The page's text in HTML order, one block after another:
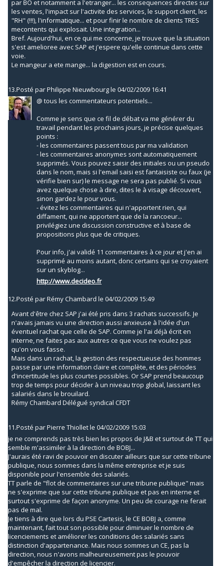
par BO et notamment a l'etranger... les consequences directes sur
les ventes, l'impact sur l'activite des services, le support client, les
"RH" (!!!), l'informatique... et pour finir le nombre de clients TRES
mecontents qui explosait. Une integration...
Bref. Aujourd'hui, en ce qui me concerne, je trouve que la situation
s'est amelioree avec SAP et j'espere qu'elle continue dans cette
voie.
Le mangeur a ete mange... la digestion est en cours.
13.Posté parPhilippe Nieuwbourgle 04/02/2009 16:41
@ tous les commentateurs potentiels...
Comme je sens que ce fil de débat va me générer du
travail pendant les prochains jours, je précise quelques
points :
- les commentaires passent tous par ma validation
- les commentaires anonymes sont automatiquement
supprimés. Vous pouvez saisir des initiales ou un pseudo
dans le nom, mais si l'email saisi est fantaisiste ou faux (je
vérifie bien sur) le message ne sera pas publié. Si vous
avez quelque chose à dire, dites le à visage découvert,
sinon gardez le pour vous.
- évitez les commentaires qui n'apportent rien, qui
diffament, qui ne apportent que de la rancoeur...
privilégiez une discussion constructive et à base de
propositions plus que de critiques.
Pour info, j'ai validé 11 commentaires à ce jour et j'en ai
supprimé au moins autant, donc certains qui se croyaient
sur un skyblog...
http://www.decideo.fr
12.Posté parRémy Chambard le 04/02/2009 15:49
Avant d'être chez SAP j'ai été pris dans 3 rachats successifs. Je
n'avais jamais vu une direction aussi anxieuse à l'idée d'un
éventuel rachat que celle de SAP. Comme je l'ai déjà écrit en
interne, ne faites pas aux autres ce que vous ne voulez pas
qu'on vous fasse.
Mais dans un rachat, la gestion des respectueuse des hommes
passe par une information claire et complète, et des périodes
d'incertitude les plus courtes possibles. Or SAP prend beaucoup
trop de temps pour décider à un niveau trop global, laissant les
salariés dans le brouilard.
Rémy Chambard Délégué syndical CFDT
11.Posté parPierre Thiolletle 04/02/2009 15:03
je ne comprends pas très bien les propos de J&B et surtout de TT qui
semble m'assimiler à la direction de BOBJ...
J'aurais été ravi de pouvoir en discuter ailleurs que sur cette tribune
publique, nous sommes dans la même entreprise et je suis
disponible pour l'ensemble des salariés.
TT parle de "flot de commentaires sur une tribune publique" mais
ne s'exprime que sur cette tribune publique et pas en interne et
surtout s'exprime de façon anonyme. Un peu de courage ne ferait
pas de mal.
Je tiens à dire que lors du PSE Cartesis, le CE BOBJ a, comme
maintenant, fait tout son possible pour diminuer le nombre de
licenciements et améliorer les conditions des salariés sans
distinction d'appartenance. Mais nous sommes un CE, pas la
direction, nous n'avons malheureusement pas le pouvoir
d'empêcher la direction de licencier.